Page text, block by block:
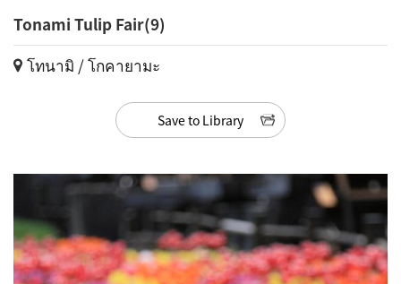
Tonami Tulip Fair(9)
โทนามิ / โกคายามะ
Save to Library